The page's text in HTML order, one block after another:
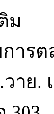
ม
ารต
าย.